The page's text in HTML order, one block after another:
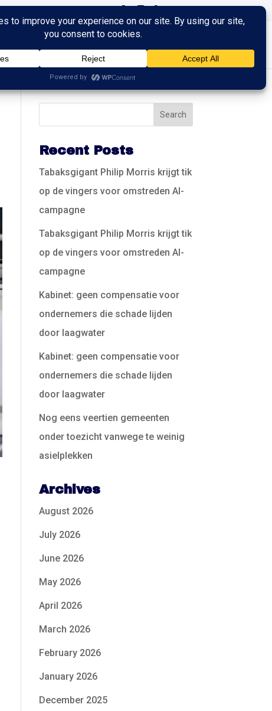
Recent Posts
Tabaksgigant Philip Morris krijgt tik
op de vingers voor omstreden AI-
campagne
Tabaksgigant Philip Morris krijgt tik
op de vingers voor omstreden AI-
campagne
Kabinet: geen compensatie voor
ondernemers die schade lijden
door laagwater
Kabinet: geen compensatie voor
ondernemers die schade lijden
door laagwater
Nog eens veertien gemeenten
onder toezicht vanwege te weinig
asielplekken
Archives
August 2026
July 2026
June 2026
May 2026
April 2026
March 2026
February 2026
January 2026
December 2025